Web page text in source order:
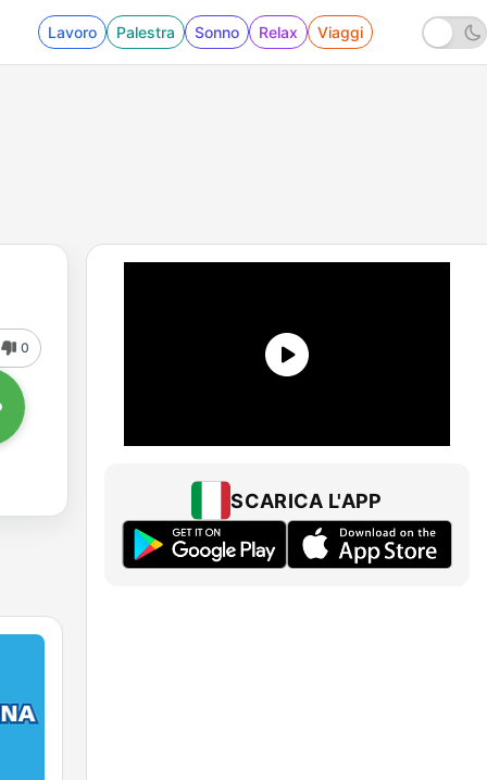
Lavoro Palestra Sonno Relax Viaggi
0
SCARICA L'APP